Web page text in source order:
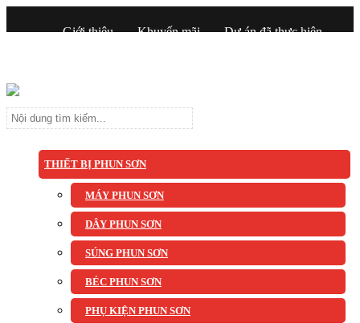
Giới thiệu Khuyến mãi
Dự án đã thực hiện
THIẾT BỊ PHUN SƠN
MÁY PHUN SƠN
DÂY PHUN SƠN
SÚNG PHUN SƠN
BÉC PHUN SƠN
PHỤ KIỆN PHUN SƠN